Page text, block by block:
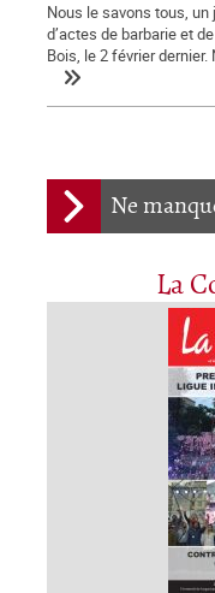
Ne
La
Nous le savons tous,
d’actes de barbarie et
Bois, le 2 février